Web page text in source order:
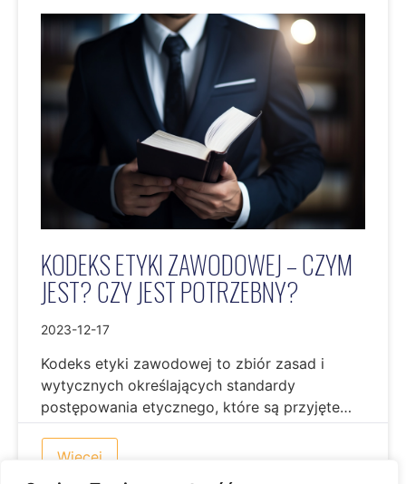
KODEKS ETYKI ZAWODOWEJ – CZYM
JEST? CZY JEST POTRZEBNY?
2023-12-17
Kodeks etyki zawodowej to zbiór zasad i
wytycznych określających standardy
postępowania etycznego, które są przyjęte…
Więcej